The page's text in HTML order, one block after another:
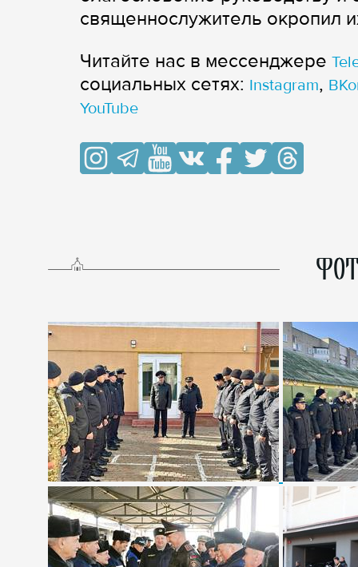
священнослужитель окропил
Читайте нас в мессенджере
cоциальных сетях: Instagram,
YouTube